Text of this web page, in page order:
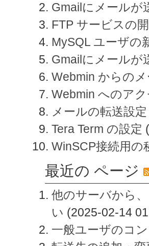
Gmailにメールが
FTP サービスの
MySQL ユーザの
Gmailにメールが
Webmin からの
Webmin へのア
メールの転送設定
Tera Term の設定
WinSCP接続用の
最近の ページ
他のサーバから
い (2025-02-14
一般ユーザのコ